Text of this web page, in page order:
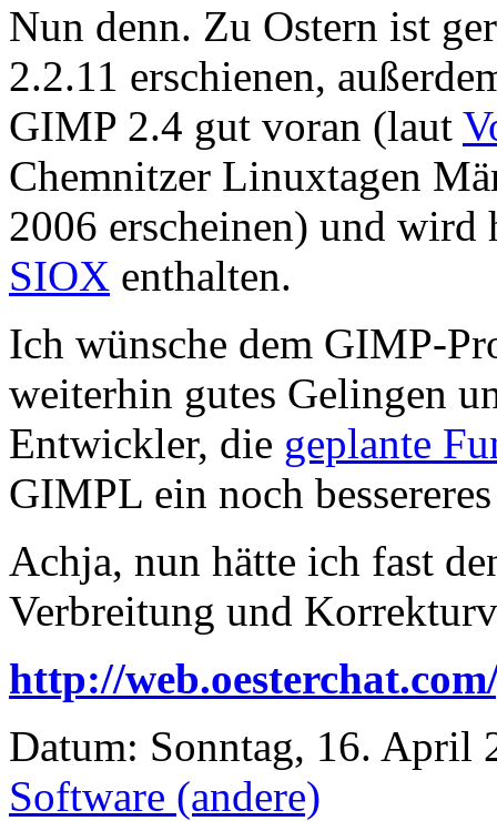
Nun denn. Zu Ostern ist
2.2.11 erschienen,
GIMP 2.4 gut voran (laut
Chemnitzer Linuxtagen
2006 erscheinen) und wird
SIOX enthalten.
Ich wünsche dem GIMP-
weiterhin gutes Gelingen
Entwickler, die geplante
GIMPL ein noch
Achja, nun hätte ich fast
Verbreitung und
http://
Datum: Sonntag, 16. April
Software (andere)